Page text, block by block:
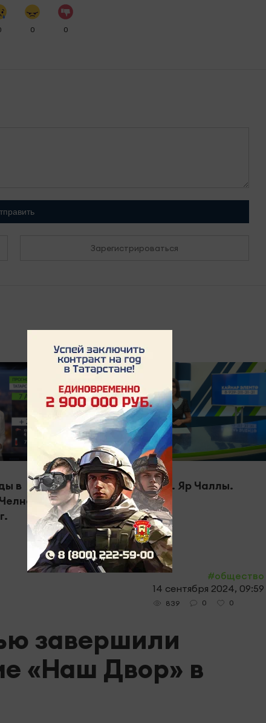
0 0
Зарегистрироваться
в
на 7
#Яналыклар
Яналыклар. Яр Чаллы.
05.08.2026
#общество
14 сентября 2024, 09:59
839 0 0
завершили
«Наш Двор» в